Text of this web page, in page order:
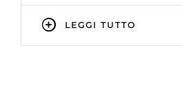
LEGGI TUTTO